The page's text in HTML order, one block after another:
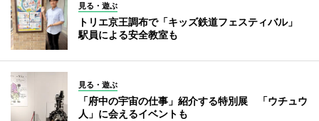
見る・遊ぶ
トリエ京王調布で「キッズ鉄道フェスティバル」
駅員による安全教室も
見る・遊ぶ
「府中の宇宙の仕事」紹介する特別展 「ウチュウ
人」に会えるイベントも